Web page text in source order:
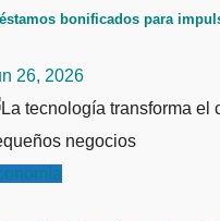
bonificados para
26, 2026